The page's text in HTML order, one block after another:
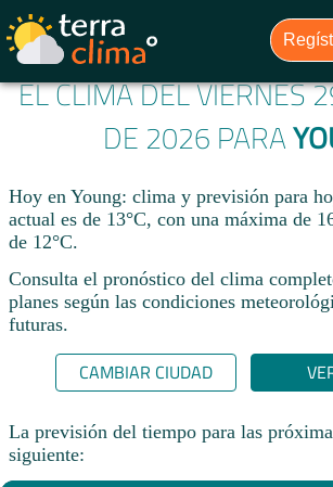
EL CLIMA DEL VIERNES
DE 2026 PARA
Hoy en Young: clima y previsión para
actual es de 13°C, con una máxima de
de 12°C.​
Consulta el pronóstico del clima
planes según las condiciones
futuras.
CAMBIAR CIUDAD
La previsión del tiempo para las
siguiente: